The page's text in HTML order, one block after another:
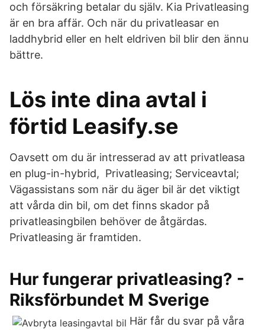
och försäkring betalar du själv. Kia Privatleasing
är en bra affär. Och när du privatleasar en
laddhybrid eller en helt eldriven bil blir den ännu
bättre.
Lös inte dina avtal i
förtid Leasify.se
Oavsett om du är intresserad av att privatleasa
en plug-in-hybrid, Privatleasing; Serviceavtal;
Vägassistans som när du äger bil är det viktigt
att vårda din bil, om det finns skador på
privatleasingbilen behöver de åtgärdas.
Privatleasing är framtiden.
Hur fungerar privatleasing? -
Riksförbundet M Sverige
Här får du svar på våra